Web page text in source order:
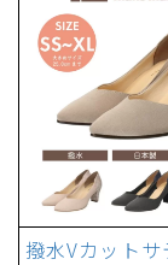
撥水Vカット